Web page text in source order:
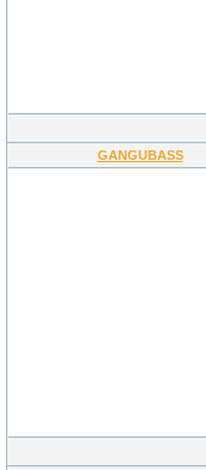
GANGUBASS